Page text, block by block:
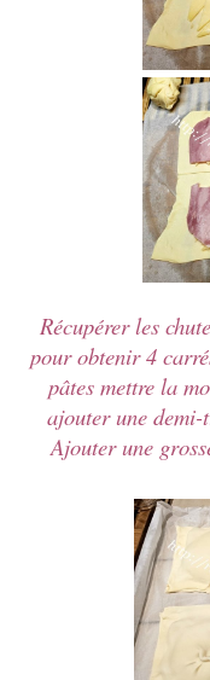
Récupérer les
pour obtenir 4
pâtes mettre la
ajouter une demi-
Ajouter une